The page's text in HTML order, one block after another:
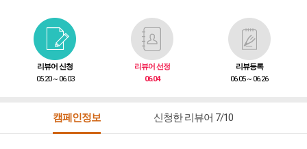
리뷰어 신청
05.20 ~ 06.03
리뷰어 선정
06.04
리뷰등록
06.05 ~ 06.26
캠페인정보 신청한 리뷰어 7/10